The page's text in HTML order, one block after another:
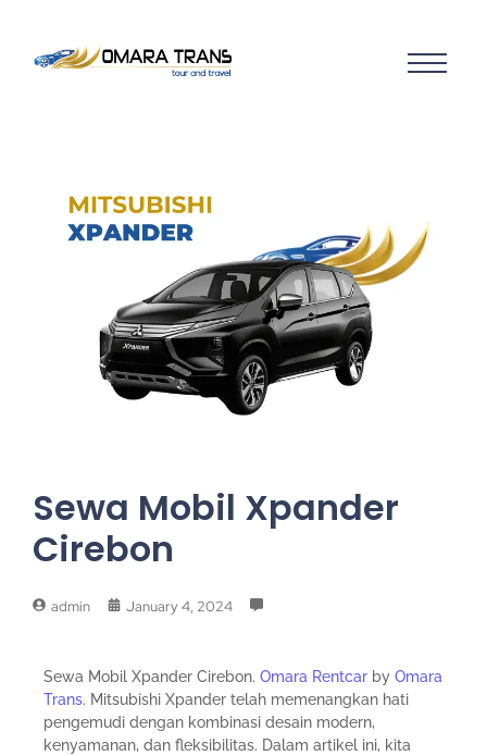
Sewa Mobil Xpander
Cirebon
admin January 4, 2024
Sewa Mobil Xpander Cirebon. Omara Rentcar by Omara
Trans. Mitsubishi Xpander telah memenangkan hati
pengemudi dengan kombinasi desain modern,
kenyamanan, dan fleksibilitas. Dalam artikel ini, kita